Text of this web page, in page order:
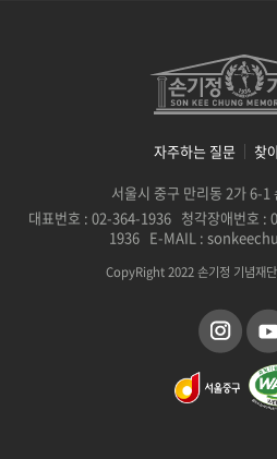
자주하는 질문
찾
서울시 중구 만리동 2가 6-1
대표번호 : 02-364-1936 청각장애번호
1936 E-MAIL :
CopyRight 2022 손기정 기념재